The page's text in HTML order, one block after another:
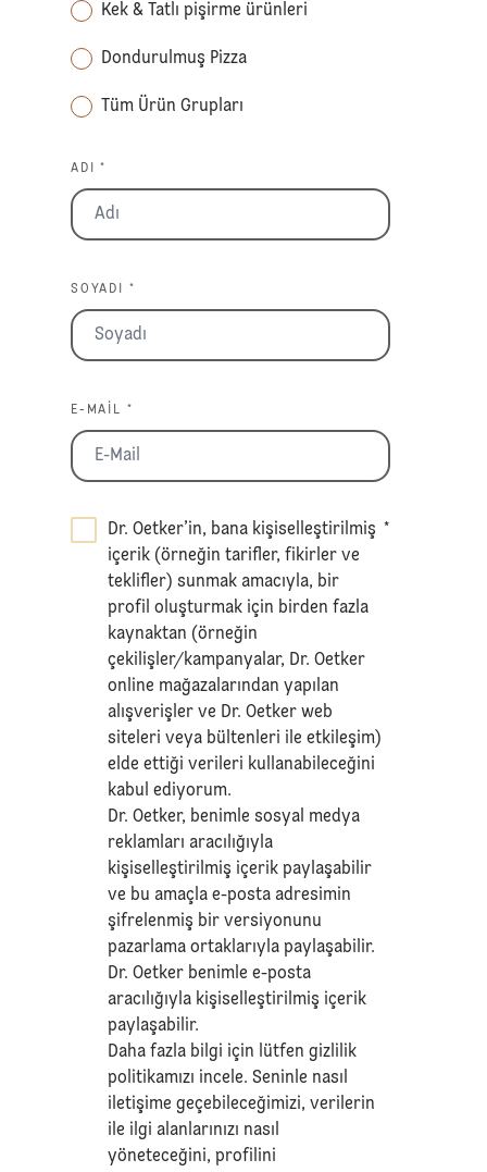
Kek & Tatlı pişirme ürünleri
Dondurulmuş Pizza
Tüm Ürün Grupları
ADI *
SOYADI *
E-MAIL *
Dr. Oetker’in, bana kişiselleştirilmiş
içerik (örneğin tarifler, fikirler ve
teklifler) sunmak amacıyla, bir
profil oluşturmak için birden fazla
kaynaktan (örneğin
çekilişler/kampanyalar, Dr. Oetker
online mağazalarından yapılan
alışverişler ve Dr. Oetker web
siteleri veya bültenleri ile etkileşim)
elde ettiği verileri kullanabileceğini
kabul ediyorum.
Dr. Oetker, benimle sosyal medya
reklamları aracılığıyla
kişiselleştirilmiş içerik paylaşabilir
ve bu amaçla e-posta adresimin
şifrelenmiş bir versiyonunu
pazarlama ortaklarıyla paylaşabilir.
Dr. Oetker benimle e-posta
aracılığıyla kişiselleştirilmiş içerik
paylaşabilir.
Daha fazla bilgi için lütfengizlilik
politikamızı incele. Seninle nasıl
iletişime geçebileceğimizi, verilerin
ile ilgi alanlarınızı nasıl
yöneteceğini, profilini
*